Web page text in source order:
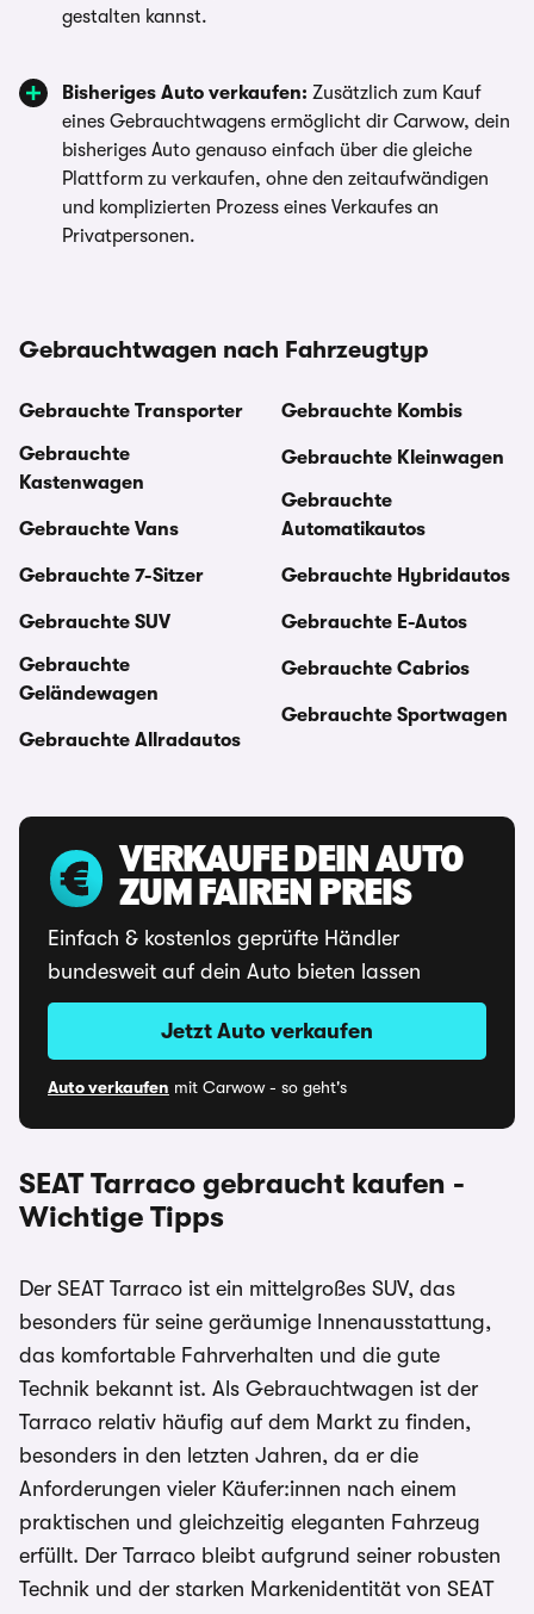
gestalten kannst.
Bisheriges Auto verkaufen: Zusätzlich zum Kauf
eines Gebrauchtwagens ermöglicht dir Carwow, dein
bisheriges Auto genauso einfach über die gleiche
Plattform zu verkaufen, ohne den zeitaufwändigen
und komplizierten Prozess eines Verkaufes an
Privatpersonen.
Gebrauchtwagen nach Fahrzeugtyp
Gebrauchte Transporter
Gebrauchte
Kastenwagen
Gebrauchte Vans
Gebrauchte 7-Sitzer
Gebrauchte SUV
Gebrauchte
Geländewagen
Gebrauchte Allradautos
Gebrauchte Kombis
Gebrauchte Kleinwagen
Gebrauchte
Automatikautos
Gebrauchte Hybridautos
Gebrauchte E-Autos
Gebrauchte Cabrios
Gebrauchte Sportwagen
VERKAUFE DEIN AUTO
ZUM FAIREN PREIS
Einfach & kostenlos geprüfte Händler
bundesweit auf dein Auto bieten lassen
Jetzt Auto verkaufen
Auto verkaufen mit Carwow - so geht's
SEAT Tarraco gebraucht kaufen -
Wichtige Tipps
Der SEAT Tarraco ist ein mittelgroßes SUV, das
besonders für seine geräumige Innenausstattung,
das komfortable Fahrverhalten und die gute
Technik bekannt ist. Als Gebrauchtwagen ist der
Tarraco relativ häufig auf dem Markt zu finden,
besonders in den letzten Jahren, da er die
Anforderungen vieler Käufer:innen nach einem
praktischen und gleichzeitig eleganten Fahrzeug
erfüllt. Der Tarraco bleibt aufgrund seiner robusten
Technik und der starken Markenidentität von SEAT